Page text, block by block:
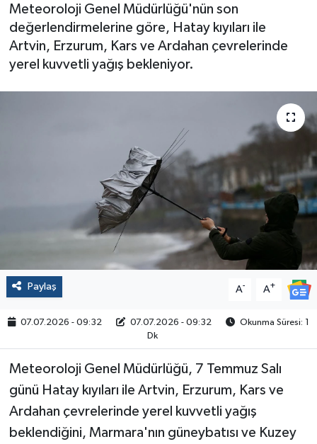
Meteoroloji Genel Müdürlüğü'nün son
değerlendirmelerine göre, Hatay kıyıları ile
Artvin, Erzurum, Kars ve Ardahan çevrelerinde
yerel kuvvetli yağış bekleniyor.
Paylaş A- A+
07.07.2026 - 09:32 07.07.2026 - 09:32
Okunma Süresi: 1
Dk
Meteoroloji Genel Müdürlüğü, 7 Temmuz Salı
günü Hatay kıyıları ile Artvin, Erzurum, Kars ve
Ardahan çevrelerinde yerel kuvvetli yağış
beklendiğini, Marmara'nın güneybatısı ve Kuzey
Çevre - İklim
Dünya
Çalışma Hayatı
Yurt
2024 Seçim Sonuçları
Tüm Manşetler
Son Dakika Haberleri